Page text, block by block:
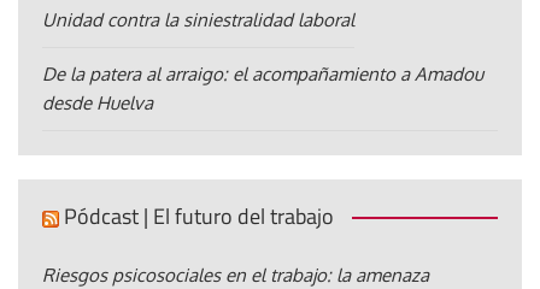
Unidad contra la siniestralidad laboral
De la patera al arraigo: el acompañamiento a Amadou
desde Huelva
Pódcast | El futuro del trabajo
Riesgos psicosociales en el trabajo: la amenaza